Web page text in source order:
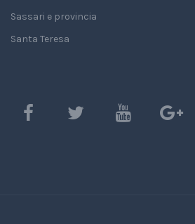
Sassari e provincia
Santa Teresa